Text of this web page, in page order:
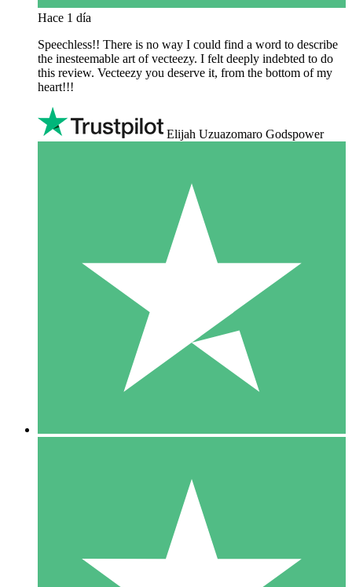
Hace 1 día
Speechless!! There is no way I could find a word to describe
the inesteemable art of vecteezy. I felt deeply indebted to do
this review. Vecteezy you deserve it, from the bottom of my
heart!!!
Elijah Uzuazomaro Godspower